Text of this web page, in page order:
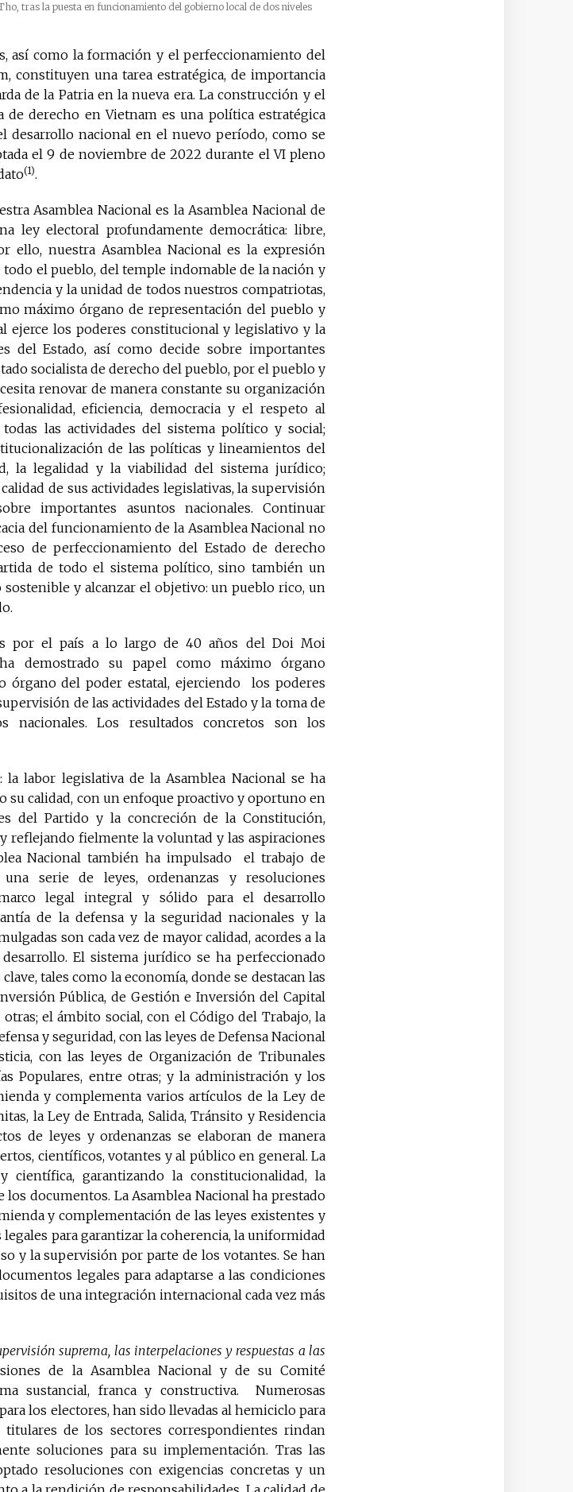
tras la puesta en funcionamiento del gobierno local de dos niveles
así como la formación y el perfeccionamiento del
constituyen una tarea estratégica, de importancia
de la Patria en la nueva era. La construcción y el
derecho en Vietnam es una política estratégica
desarrollo nacional en el nuevo período, como se
el 9 de noviembre de 2022 durante el VI pleno
(1).
Asamblea Nacional es la Asamblea Nacional de
ley electoral profundamente democrática: libre,
ello, nuestra Asamblea Nacional es la expresión
el pueblo, del temple indomable de la nación y
y la unidad de todos nuestros compatriotas,
máximo órgano de representación del pueblo y
ejerce los poderes constitucional y legislativo y la
del Estado, así como decide sobre importantes
socialista de derecho del pueblo, por el pueblo y
renovar de manera constante su organización
eficiencia, democracia y el respeto al
las actividades del sistema político y social;
de las políticas y lineamientos del
la legalidad y la viabilidad del sistema jurídico;
de sus actividades legislativas, la supervisión
importantes asuntos nacionales. Continuar
del funcionamiento de la Asamblea Nacional no
de perfeccionamiento del Estado de derecho
de todo el sistema político, sino también un
y alcanzar el objetivo: un pueblo rico, un
por el país a lo largo de 40 años del Doi Moi
demostrado su papel como máximo órgano
órgano del poder estatal, ejerciendo los poderes
de las actividades del Estado y la toma de
nacionales. Los resultados concretos son los
: la labor legislativa de la Asamblea Nacional se ha
su calidad, con un enfoque proactivo y oportuno en
del Partido y la concreción de la Constitución,
reflejando fielmente la voluntad y las aspiraciones
Nacional también ha impulsado el trabajo de
serie de leyes, ordenanzas y resoluciones
legal integral y sólido para el desarrollo
de la defensa y la seguridad nacionales y la
son cada vez de mayor calidad, acordes a la
El sistema jurídico se ha perfeccionado
tales como la economía, donde se destacan las
Pública, de Gestión e Inversión del Capital
el ámbito social, con el Código del Trabajo, la
y seguridad, con las leyes de Defensa Nacional
con las leyes de Organización de Tribunales
Populares, entre otras; y la administración y los
y complementa varios artículos de la Ley de
la Ley de Entrada, Salida, Tránsito y Residencia
de leyes y ordenanzas se elaboran de manera
científicos, votantes y al público en general. La
científica, garantizando la constitucionalidad, la
documentos. La Asamblea Nacional ha prestado
y complementación de las leyes existentes y
para garantizar la coherencia, la uniformidad
y la supervisión por parte de los votantes. Se han
legales para adaptarse a las condiciones
de una integración internacional cada vez más
suprema, las interpelaciones y respuestas a las
de la Asamblea Nacional y de su Comité
sustancial, franca y constructiva. Numerosas
los electores, han sido llevadas al hemiciclo para
de los sectores correspondientes rindan
soluciones para su implementación. Tras las
resoluciones con exigencias concretas y un